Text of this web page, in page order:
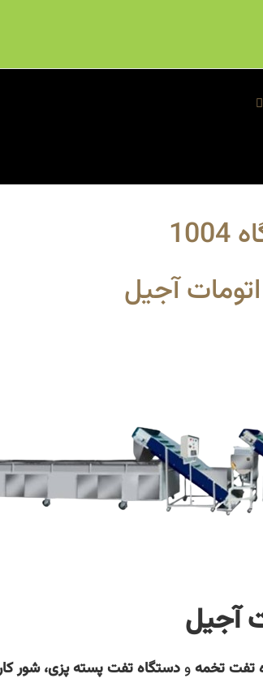
آجیل
آجيل
تفت تخمهودستگاه تفت پسته پزی، شور